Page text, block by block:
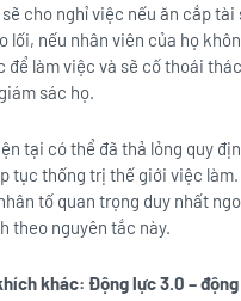
cho nghỉ việc nếu ăn cắp
lối, nếu nhân viên của họ
để làm việc và sẽ cố thoái
sác họ.
tại có thể đã thả lỏng quy
tục thống trị thế giới việc
tố quan trọng duy nhất
theo nguyên tắc này.
khác: Động lực 3.0 –